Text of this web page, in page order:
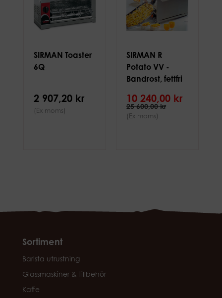
SIRMAN Toaster
6Q
2 907,20 kr
(Ex moms)
SIRMAN R
Potato VV -
Bandrost, fettfri
10 240,00 kr
25 600,00 kr
(Ex moms)
Sortiment
Barista utrustning
Glassmaskiner & tillbehör
Kaffe